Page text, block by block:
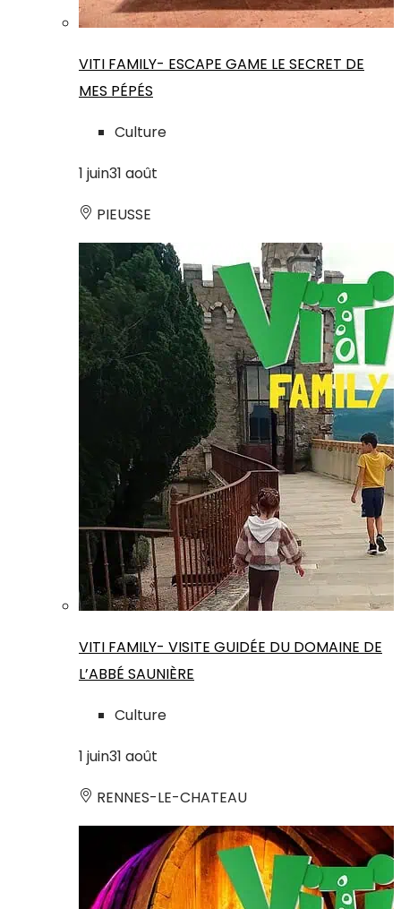
VITI FAMILY- ESCAPE GAME LE SECRET DE
MES PÉPÉS
Culture
1 juin31 août
PIEUSSE
VITI FAMILY- VISITE GUIDÉE DU DOMAINE DE
L’ABBÉ SAUNIÈRE
Culture
1 juin31 août
RENNES-LE-CHATEAU